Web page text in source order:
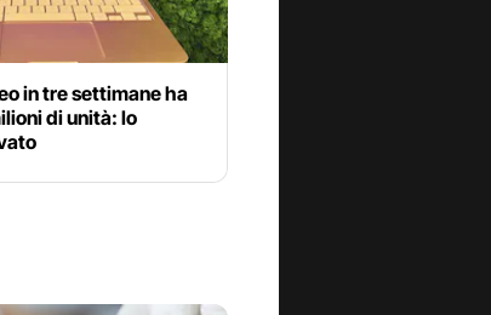
in tre settimane ha
di unità: lo